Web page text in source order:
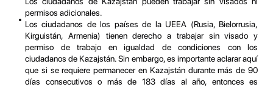
permisos adicionales.
Los ciudadanos de los países de la UEEA (Rusia, Bielorrusia,
Kirguistán, Armenia) tienen derecho a trabajar sin visado y
permiso de trabajo en igualdad de condiciones con los
ciudadanos de Kazajstán. Sin embargo, es importante aclarar aquí
que si se requiere permanecer en Kazajstán durante más de 90
días consecutivos o más de 183 días al año, entonces es